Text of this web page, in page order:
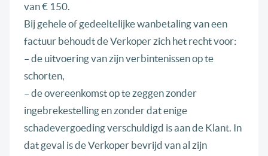
van € 150.
Bij gehele of gedeeltelijke wanbetaling van een
factuur behoudt de Verkoper zich het recht voor:
– de uitvoering van zijn verbintenissen op te
schorten,
– de overeenkomst op te zeggen zonder
ingebrekestelling en zonder dat enige
schadevergoeding verschuldigd is aan de Klant. In
dat geval is de Verkoper bevrijd van al zijn